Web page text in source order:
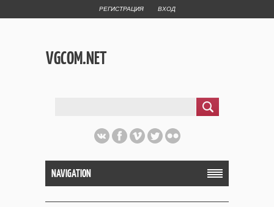
РЕГИСТРАЦИЯ ВХОД
VGCOM.NET
NAVIGATION